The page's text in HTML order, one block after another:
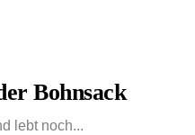
Bohnsack
lebt noch...